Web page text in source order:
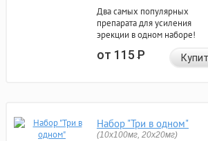
Два самых популярных
препарата для усиления
эрекции в одном наборе!
от 115Р
Набор "Три в одном"
(10x100мг, 20x20мг)